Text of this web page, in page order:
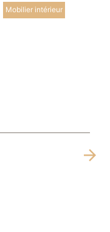
Mobilier intérieur